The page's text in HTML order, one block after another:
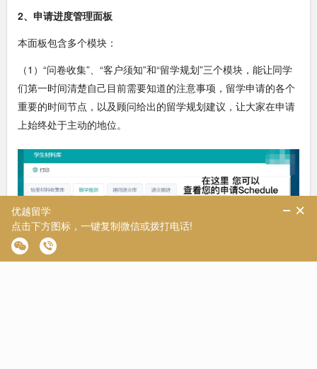
2、申请进度管理面板
本面板包含多个模块：
（1）“问卷收集”、“客户须知”和“留学规划”三个模块，能让同学
们第一时间清楚自己目前需要知道的注意事项，留学申请的各个
重要的时间节点，以及顾问给出的留学规划建议，让大家在申请
上始终处于主动的地位。